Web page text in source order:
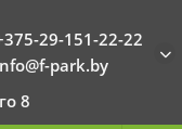
29-151-22-22
park.by
8